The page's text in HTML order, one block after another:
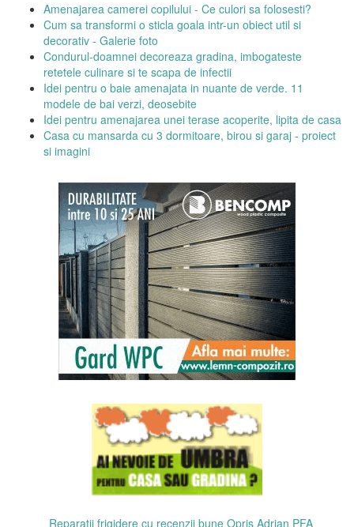
Amenajarea camerei copilului - Ce culori sa folosesti?
Cum sa transformi o sticla goala intr-un obiect util si
decorativ - Galerie foto
Condurul-doamnei decoreaza gradina, imbogateste
retetele culinare si te scapa de infectii
Idei pentru o baie amenajata in nuante de verde. 11
modele de bai verzi, deosebite
Idei pentru amenajarea unei terase acoperite, lipita de casa
Casa cu mansarda cu 3 dormitoare, birou si garaj - proiect
si imagini
Reparatii frigidere cu recenzii bune Opris Adrian PFA